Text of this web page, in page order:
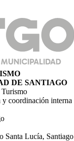
DE SANTIAGO
coordinación interna
Santa Lucía, Santiago